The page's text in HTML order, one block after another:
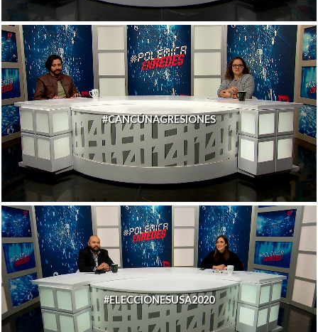
#CANCÚNAGRESIONES
#ELECCIONESUSA2020